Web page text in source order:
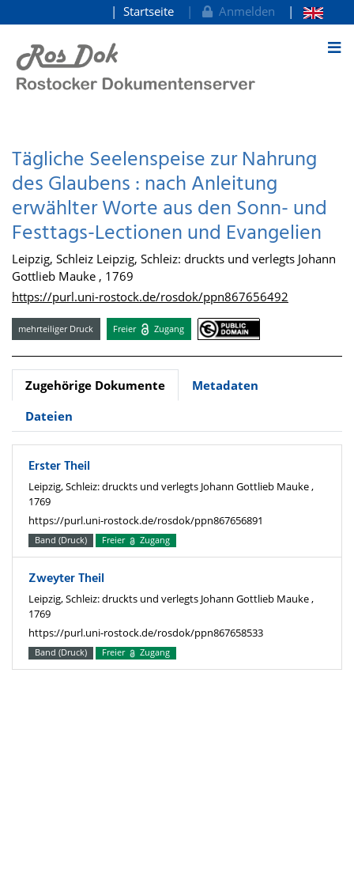
zum Inhalt
Startseite Anmelden
Tägliche Seelenspeise zur Nahrung
des Glaubens : nach Anleitung
erwählter Worte aus den Sonn- und
Festtags-Lectionen und Evangelien
Leipzig, Schleiz Leipzig, Schleiz: druckts und verlegts Johann
Gottlieb Mauke , 1769
https://purl.uni-rostock.de/rosdok/ppn867656492
mehrteiliger Druck Freier Zugang
Zugehörige Dokumente
Metadaten
Dateien
Erster Theil
Leipzig, Schleiz: druckts und verlegts Johann Gottlieb Mauke ,
1769
https://purl.uni-rostock.de/rosdok/ppn867656891
Band (Druck) Freier Zugang
Zweyter Theil
Leipzig, Schleiz: druckts und verlegts Johann Gottlieb Mauke ,
1769
https://purl.uni-rostock.de/rosdok/ppn867658533
Band (Druck) Freier Zugang